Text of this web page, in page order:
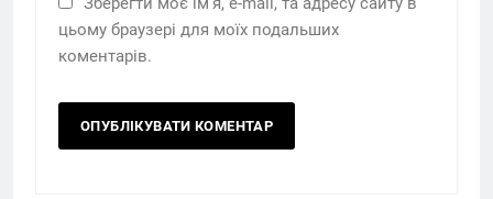
цьому браузері для моїх подальших
коментарів.